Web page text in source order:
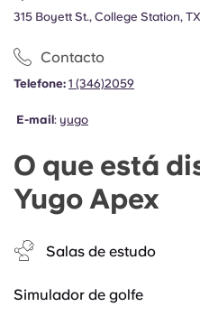
315 Boyett St., College Station,
Contacto
Telefone: 1 (346)2059
E-mail: yugo
O que está
Yugo Apex
Salas de estudo
Simulador de golfe